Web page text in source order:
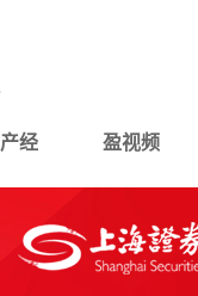
产经 盈视频